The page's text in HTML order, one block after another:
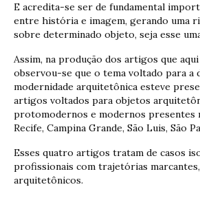
E acredita-se ser de fundamental
entre história e imagem, gerando uma
sobre determinado objeto, seja esse
Assim, na produção dos artigos que
observou-se que o tema voltado para a
modernidade arquitetônica esteve
artigos voltados para objetos
protomodernos e modernos presentes
Recife, Campina Grande, São Luis, São
Esses quatro artigos tratam de casos
profissionais com trajetórias
arquitetônicos.